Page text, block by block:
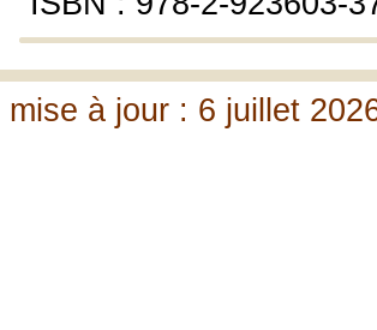
mise à jour : 6 juillet